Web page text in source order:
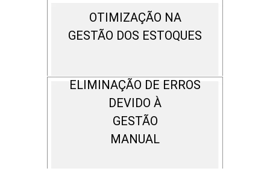
OTIMIZAÇÃO NA
GESTÃO DOS ESTOQUES
ELIMINAÇÃO DE ERROS
DEVIDO À
GESTÃO
MANUAL